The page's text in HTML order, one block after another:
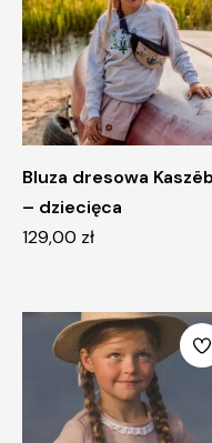
Bluza dresowa
– dziecięca
129,00 zł